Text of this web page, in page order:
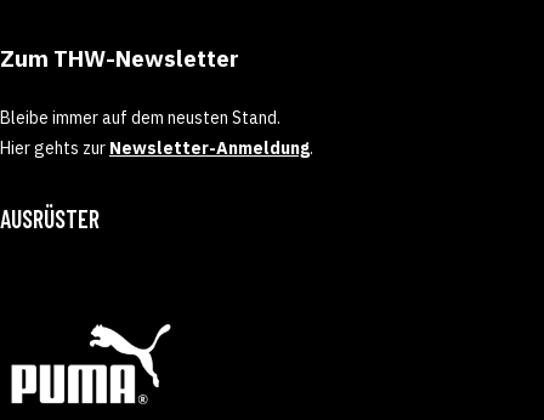
Zum THW-Newsletter
Bleibe immer auf dem neusten Stand.
Hier gehts zur Newsletter-Anmeldung.
AUSRÜSTER